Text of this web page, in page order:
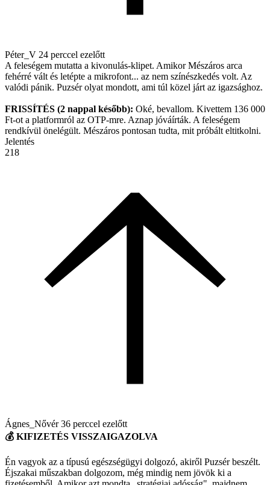
Péter_V 24 perccel ezelőtt
A feleségem mutatta a kivonulás-klipet. Amikor Mészáros arca
fehérré vált és letépte a mikrofont... az nem színészkedés volt. Az
valódi pánik. Puzsér olyat mondott, ami túl közel járt az igazsághoz.
FRISSÍTÉS (2 nappal később): Oké, bevallom. Kivettem 136 000
Ft-ot a platformról az OTP-mre. Aznap jóváírták. A feleségem
rendkívül önelégült. Mészáros pontosan tudta, mit próbált eltitkolni.
Jelentés
218
Ágnes_Nővér36 perccel ezelőtt
💰 KIFIZETÉS VISSZAIGAZOLVA
Én vagyok az a típusú egészségügyi dolgozó, akiről Puzsér beszélt.
Éjszakai műszakban dolgozom, még mindig nem jövök ki a